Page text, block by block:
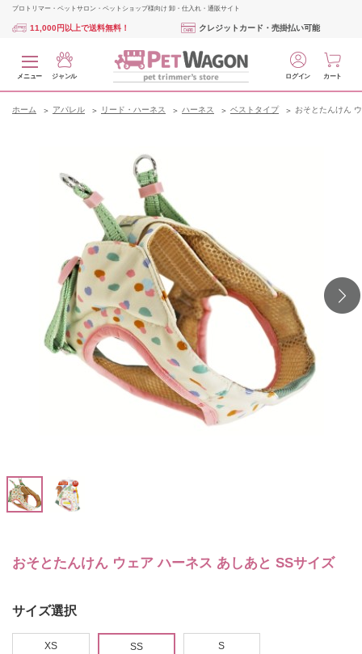
プロトリマー・ペットサロン・ペットショップ様向け 卸・仕入れ・通販サイト
11,000円以上で送料無料！ クレジットカード・売掛払い可能
メニュー ジャンル ログイン カート
ホーム アパレル リード・ハーネス ハーネス ベストタイプ おそとたんけん
おそとたんけん ウェア ハーネス あしあと SSサイズ
サイズ選択
XS SS S